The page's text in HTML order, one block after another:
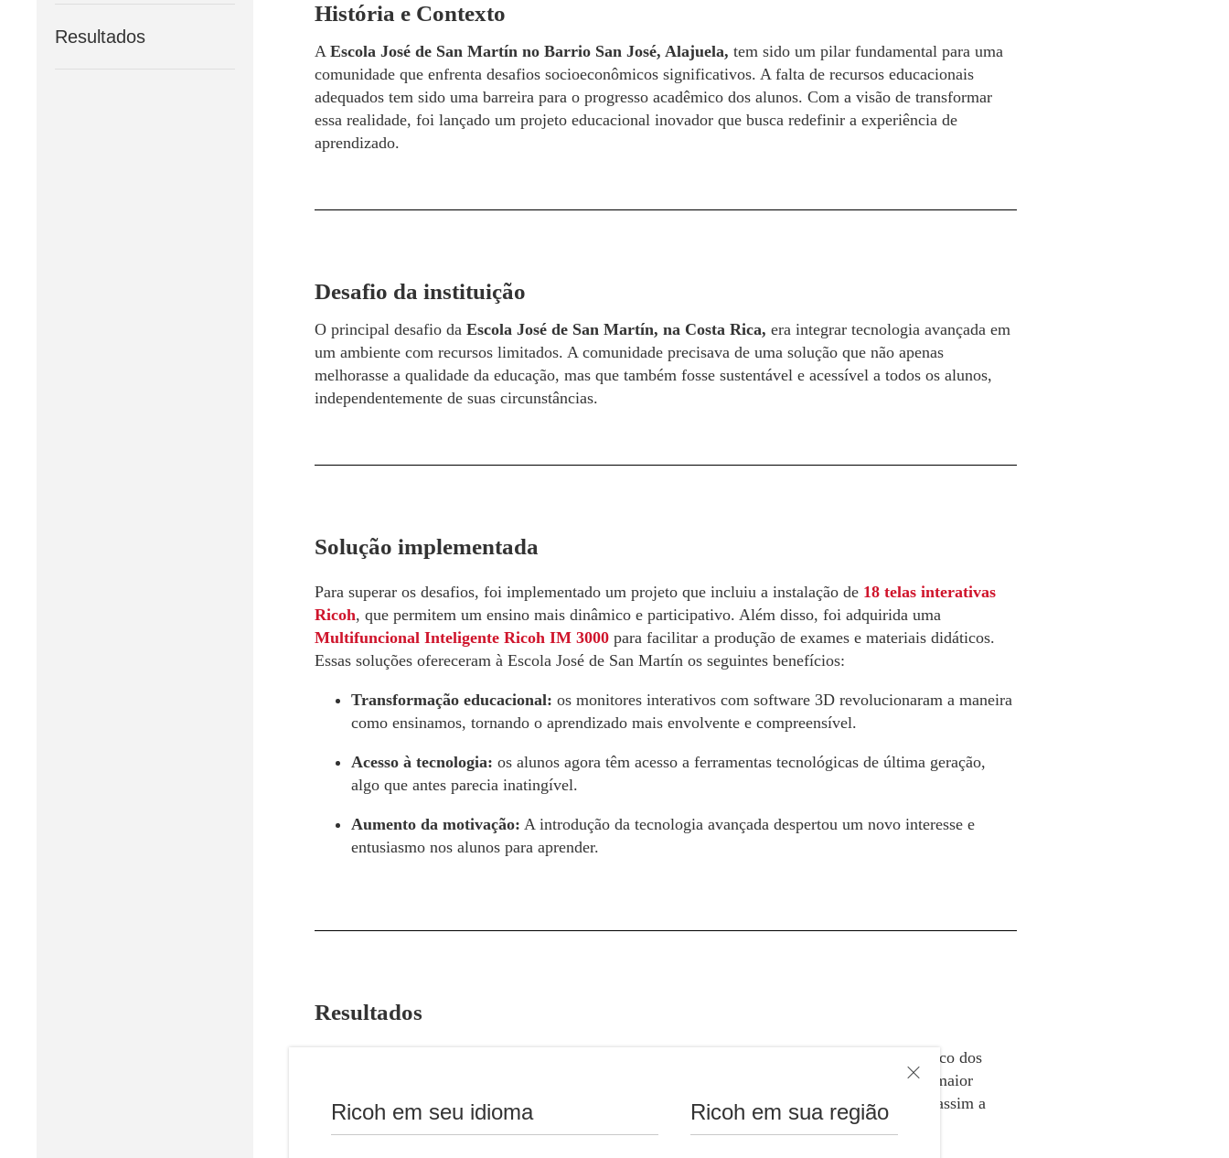
Ricoh em seu idioma Ricoh em sua região
Resultados
História e Contexto
A Escola José de San Martín no Barrio San José, Alajuela, tem sido um pilar fundamental para uma
comunidade que enfrenta desafios socioeconômicos significativos. A falta de recursos educacionais
adequados tem sido uma barreira para o progresso acadêmico dos alunos. Com a visão de transformar
essa realidade, foi lançado um projeto educacional inovador que busca redefinir a experiência de
aprendizado.
Desafio da instituição
O principal desafio daEscola José de San Martín, na Costa Rica, era integrar tecnologia avançada em
um ambiente com recursos limitados. A comunidade precisava de uma solução que não apenas
melhorasse a qualidade da educação, mas que também fosse sustentável e acessível a todos os alunos,
independentemente de suas circunstâncias.
Solução implementada
Para superar os desafios, foi implementado um projeto que incluiu a instalação de 18 telas interativas
Ricoh, que permitem um ensino mais dinâmico e participativo. Além disso, foi adquirida uma
Multifuncional Inteligente Ricoh IM 3000para facilitar a produção de exames e materiais didáticos.
Essas soluções ofereceram à Escola José de San Martín os seguintes benefícios:
Transformação educacional: os monitores interativos com software 3D revolucionaram a maneira
como ensinamos, tornando o aprendizado mais envolvente e compreensível.
Acesso à tecnologia: os alunos agora têm acesso a ferramentas tecnológicas de última geração,
algo que antes parecia inatingível.
Aumento da motivação: A introdução da tecnologia avançada despertou um novo interesse e
entusiasmo nos alunos para aprender.
Resultados
Desde a implementação do projeto, houve uma melhora significativa no desempenho acadêmico dos
As novas ferramentas tecnológicas promoveram uma maior
participação nas aulas e uma compreensão mais profunda das matérias estudadas, acelerando assim a